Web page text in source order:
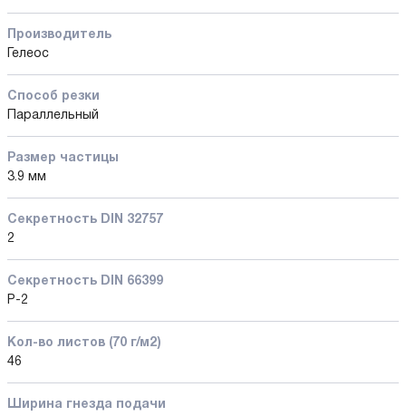
Производитель
Гелеос
Способ резки
Параллельный
Размер частицы
3.9 мм
Секретность DIN 32757
2
Секретность DIN 66399
P-2
Кол-во листов (70 г/м2)
46
Ширина гнезда подачи